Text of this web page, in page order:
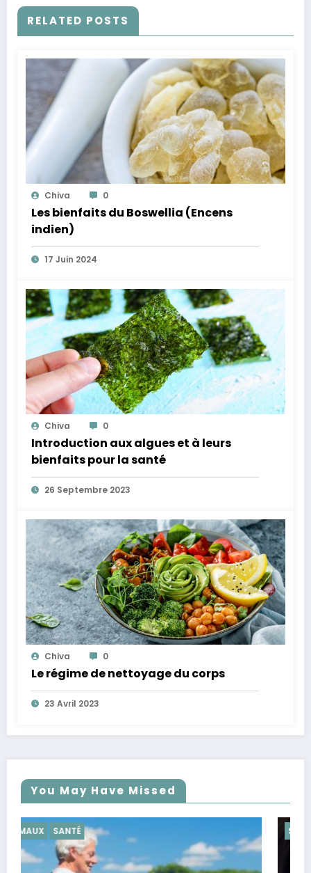
RELATED POSTS
Chiva 0
Les bienfaits du Boswellia (Encens
indien)
17 Juin 2024
Chiva 0
Introduction aux algues et à leurs
bienfaits pour la santé
26 Septembre 2023
Chiva 0
Le régime de nettoyage du corps
23 Avril 2023
You May Have Missed
SANTÉ